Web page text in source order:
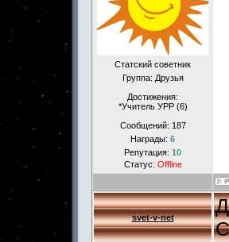
Статский советник
Группа: Друзья
Достижения:
*Учитель УРР (6)
Сообщений: 187
Награды: 6
Репутация: 10
Статус: Offline
svet-v-net